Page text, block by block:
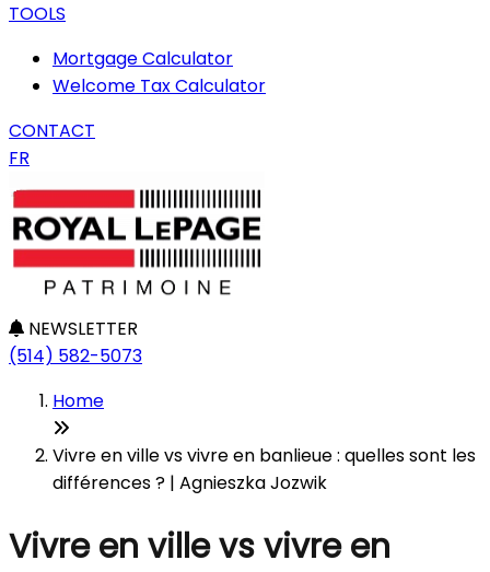
TOOLS
Mortgage Calculator
Welcome Tax Calculator
CONTACT
FR
NEWSLETTER
(514) 582-5073
Home
Vivre en ville vs vivre en banlieue : quelles sont les
différences ? | Agnieszka Jozwik
Vivre en ville vs vivre en